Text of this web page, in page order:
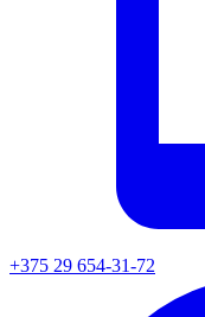
+375 29 654-31-72